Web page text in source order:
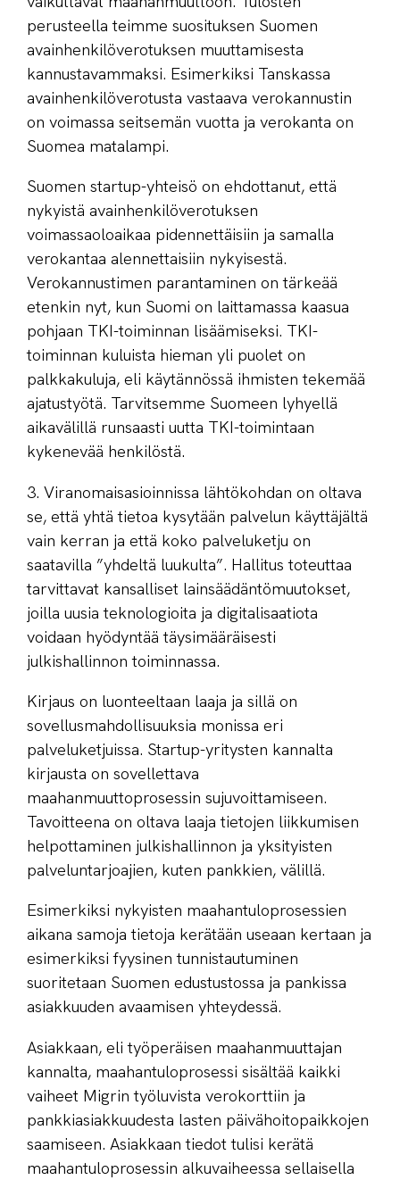
perusteella teimme suosituksen Suomen
avainhenkilöverotuksen muuttamisesta
kannustavammaksi. Esimerkiksi Tanskassa
avainhenkilöverotusta vastaava verokannustin
on voimassa seitsemän vuotta ja verokanta on
Suomea matalampi.
Suomen startup-yhteisö on ehdottanut, että
nykyistä avainhenkilöverotuksen
voimassaoloaikaa pidennettäisiin ja samalla
verokantaa alennettaisiin nykyisestä.
Verokannustimen parantaminen on tärkeää
etenkin nyt, kun Suomi on laittamassa kaasua
pohjaan TKI-toiminnan lisäämiseksi. TKI-
toiminnan kuluista hieman yli puolet on
palkkakuluja, eli käytännössä ihmisten tekemää
ajatustyötä. Tarvitsemme Suomeen lyhyellä
aikavälillä runsaasti uutta TKI-toimintaan
kykenevää henkilöstä.
3. Viranomaisasioinnissa lähtökohdan on oltava
se, että yhtä tietoa kysytään palvelun käyttäjältä
vain kerran ja että koko palveluketju on
saatavilla ”yhdeltä luukulta”. Hallitus toteuttaa
tarvittavat kansalliset lainsäädäntömuutokset,
joilla uusia teknologioita ja digitalisaatiota
voidaan hyödyntää täysimääräisesti
julkishallinnon toiminnassa.
Kirjaus on luonteeltaan laaja ja sillä on
sovellusmahdollisuuksia monissa eri
palveluketjuissa. Startup-yritysten kannalta
kirjausta on sovellettava
maahanmuuttoprosessin sujuvoittamiseen.
Tavoitteena on oltava laaja tietojen liikkumisen
helpottaminen julkishallinnon ja yksityisten
palveluntarjoajien, kuten pankkien, välillä.
Esimerkiksi nykyisten maahantuloprosessien
aikana samoja tietoja kerätään useaan kertaan ja
esimerkiksi fyysinen tunnistautuminen
suoritetaan Suomen edustustossa ja pankissa
asiakkuuden avaamisen yhteydessä.
Asiakkaan, eli työperäisen maahanmuuttajan
kannalta, maahantuloprosessi sisältää kaikki
vaiheet Migrin työluvista verokorttiin ja
pankkiasiakkuudesta lasten päivähoitopaikkojen
saamiseen. Asiakkaan tiedot tulisi kerätä
maahantuloprosessin alkuvaiheessa sellaisella